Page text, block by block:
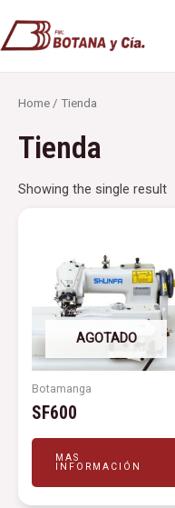
al
contenido
Home / Tienda
Tienda
Showing the single result
AGOTADO
Botamanga
SF600
MAS
INFORMACIÓN